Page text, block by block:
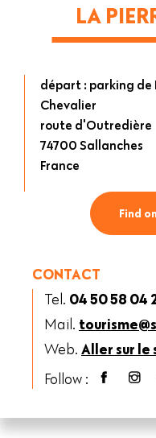
LA
départ : parking de
Chevalier
route d'Outredière
74700 Sallanches
France
Find
CONTACT
Tel. 04 50 58 04
Mail.
Web. Aller sur le
Follow :